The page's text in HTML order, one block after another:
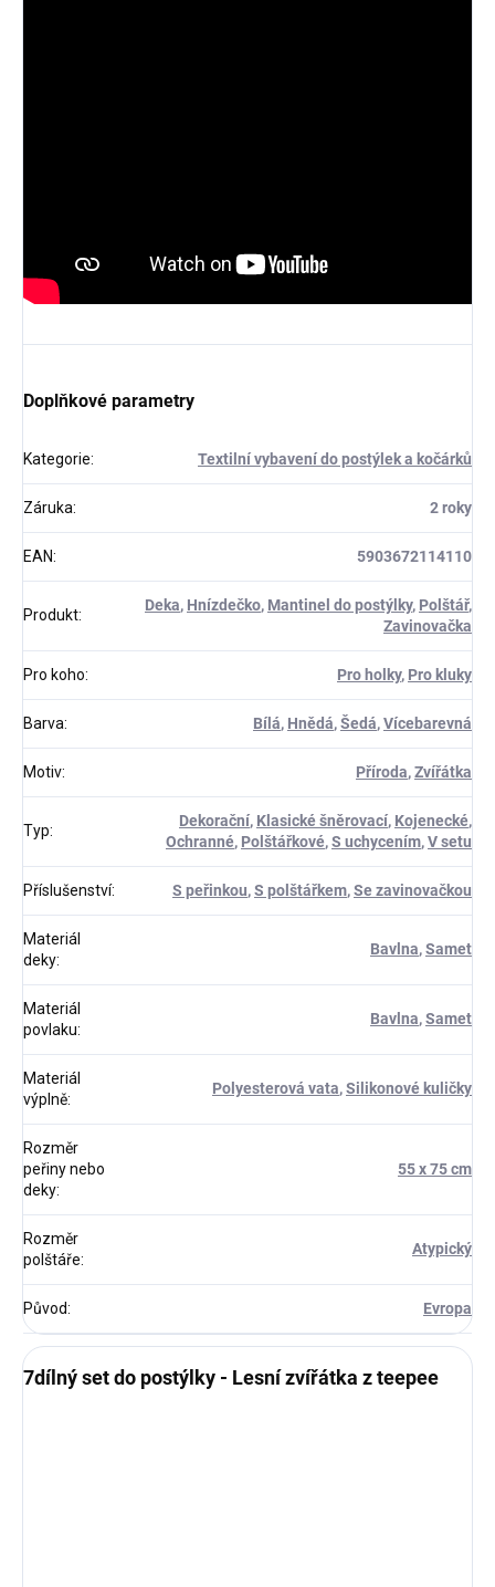
Doplňkové parametry
Kategorie: Textilní vybavení do postýlek a kočárků
Záruka: 2 roky
EAN: 5903672114110
Produkt:
Deka, Hnízdečko, Mantinel do postýlky, Polštář,
Zavinovačka
Pro koho: Pro holky, Pro kluky
Barva: Bílá, Hnědá,Šedá,Vícebarevná
Motiv: Příroda,Zvířátka
Typ:
Dekorační, Klasické šněrovací, Kojenecké,
Ochranné, Polštářkové,S uchycením,V setu
Příslušenství: S peřinkou,S polštářkem,Se zavinovačkou
Materiál
deky:
Bavlna,Samet
Materiál
povlaku:
Bavlna,Samet
Materiál
výplně:
Polyesterová vata,Silikonové kuličky
Rozměr
peřiny nebo
deky:
55 x 75 cm
Rozměr
polštáře:
Atypický
Původ: Evropa
7dílný set do postýlky - Lesní zvířátka z teepee